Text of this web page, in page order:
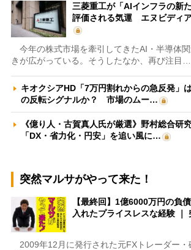
三菱重工が「AIインフラの新
評価される気運 エヌビディ
今年の株式市場を牽引してきたAI・半導体
きが広がっている。そうしたなか、再び注目…
キオクシアHD「7万円割れからの急反発」
の反転シグナルか？ 市場のムー…
《億り人・古賀真人氏が厳選》野村総合研
「DX・省力化・円安」を追い風に…
突然マルサがやって来た！
【最終回】1億6000万円の負
入れたプライスレスな経験
2009年12月に発行された元FXトレーダー・